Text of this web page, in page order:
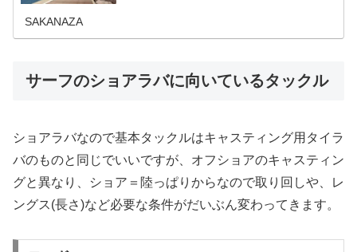
SAKANAZA
サーフのショアラバに向いているタックル
ショアラバなので基本タックルはキャスティング用タイラ
バのものと同じでいいですが、オフショアのキャスティン
グと異なり、ショア＝陸っぱりからなので取り回しや、レ
ングス(長さ)など必要な条件がだいぶん変わってきます。